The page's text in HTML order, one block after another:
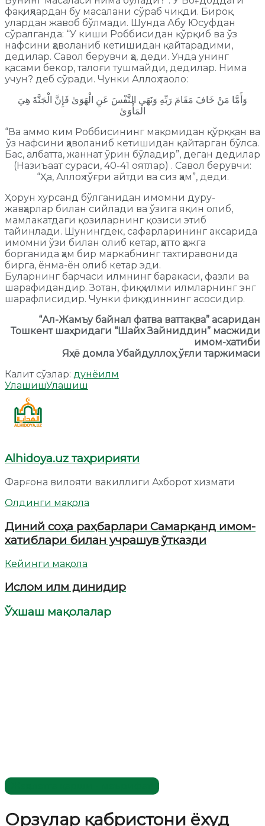
фақиҳлардан бу масалани сўраб чиқди. Бироқ
улардан жавоб бўлмади. Шунда Абу Юсуфдан
сўралганда: “У киши Роббисидан қўрқиб ва ўз
нафсини ҳаволаниб кетишидан қайтарадими,
дедилар. Савол берувчи ҳа, деди. Унда унинг
қасами бекор, талоғи тушмайди, дедилар. Нима
учун? деб сўради. Чунки Аллоҳ таоло:
وَأَمَّا مَنْ خَافَ مَقَامَ رَبِّهِ وَنَهَى النَّفْسَ عَنِ الْهَوَىٰ فَإِنَّ الْجَنَّةَ هِيَ
الْمَأْوَىٰ
“Ва аммо ким Роббисининг мақомидан қўрққан ва
ўз нафсини ҳаволаниб кетишидан қайтарган бўлса.
Бас, албатта, жаннат ўрин бўладир”, деган дедилар
(Назиъаат сураси, 40-41 оятлар) . Савол берувчи:
“Ҳа, Аллоҳ тўғри айтди ва сиз ҳам”, деди.
Ҳорун хурсанд бўлганидан имомни дуру-
жавҳарлар билан сийлади ва ўзига яқин олиб,
мамлакатдаги қозиларнинг қозиси этиб
тайинлади. Шунингдек, сафарларининг аксарида
имомни ўзи билан олиб кетар, ҳатто ҳажга
борганида ҳам бир маркабнинг тахтиравонида
бирга, ёнма-ён олиб кетар эди.
Буларнинг барчаси илмнинг баракаси, фазли ва
шарафидандир. Зотан, фиқҳ илми илмларнинг энг
шарафлисидир. Чунки фиқҳ диннинг асосидир.
“Ал-Жамъу байнал фатва ваттақва” асаридан
Тошкент шаҳридаги “Шайх Зайниддин” масжиди
имом-хатиби
Яҳё домла Убайдуллоҳ ўғли таржимаси
Калит сўзлар: дунёилм
УлашишУлашиш
Alhidoya.uz таҳририяти
Фарғона вилояти вакиллиги Ахборот хизмати
Олдинги мақола
Диний соҳа раҳбарлари Самарқанд имом-
хатиблари билан учрашув ўтказди
Кейинги мақола
Ислом илм динидир
Ўхшаш мақолалар
Орзулар қабристони ёхуд